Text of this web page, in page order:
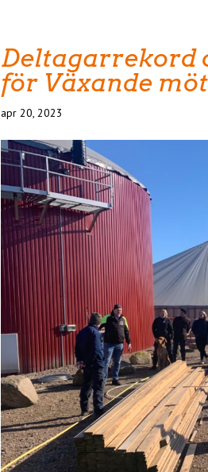
Deltagarrekord
för Växande
apr 20, 2023